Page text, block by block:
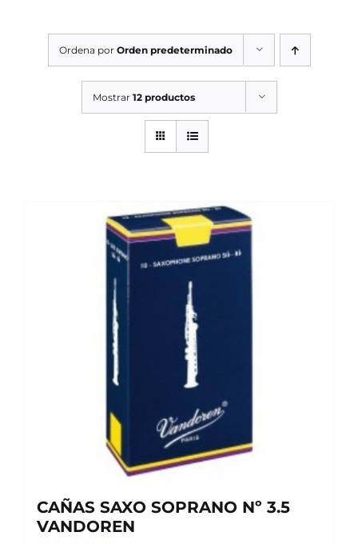
SERVICIOS TALLER
OCASIÓN
Ordena por Orden predeterminado
Mostrar 12 productos
CAÑAS SAXO SOPRANO Nº 3.5
VANDOREN